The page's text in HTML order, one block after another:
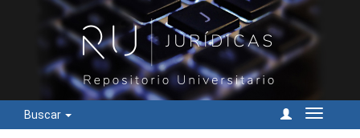
Buscar
Cambiar